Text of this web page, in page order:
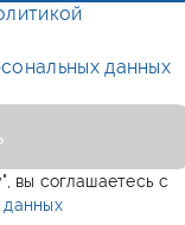
данных
вы соглашаетесь с
данных